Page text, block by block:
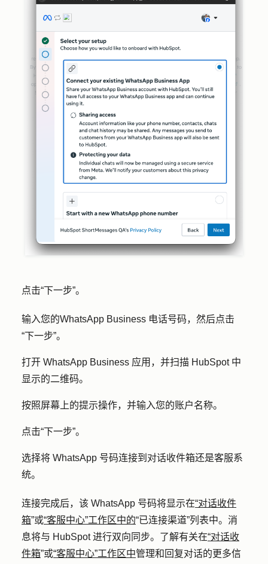
点击“下一步”。
输入您的WhatsApp Business 电话号码， 然后点击
“下一步”。
打开 WhatsApp Business 应用，并扫描 HubSpot 中
显示的二维码。
按照屏幕上的提示操作，并输入您的账户名称。
点击“下一步”。
选择将 WhatsApp 号码连接到 对话收件箱还是客服系
统。
连接完成后，该 WhatsApp 号码将显示在“对话收件
箱”或“客服中心”工作区中的“已连接渠道”列表中。消
息将与 HubSpot 进行双向同步。了解有关在“对话收
件箱”或“客服中心”工作区中管理和回复对话的更多信